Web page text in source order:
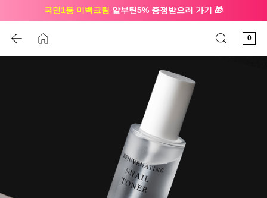
국민1등 미백크림 알부틴5% 증정받으러 가기 🎁
0